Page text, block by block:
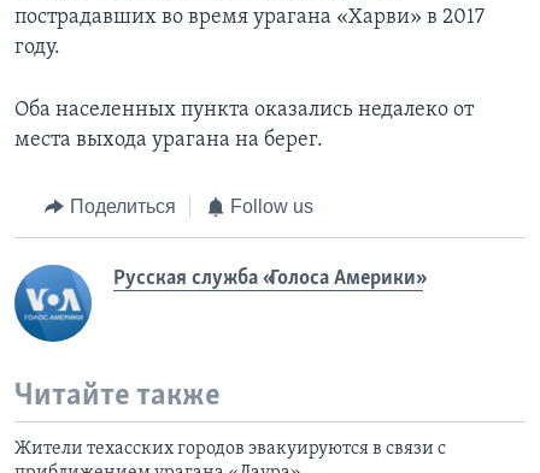
пострадавших во время урагана «Харви» в 2017
году.
Оба населенных пункта оказались недалеко от
места выхода урагана на берег.
Поделиться Follow us
Русская служба «Голоса Америки»
Читайте также
Жители техасских городов эвакуируются в связи с